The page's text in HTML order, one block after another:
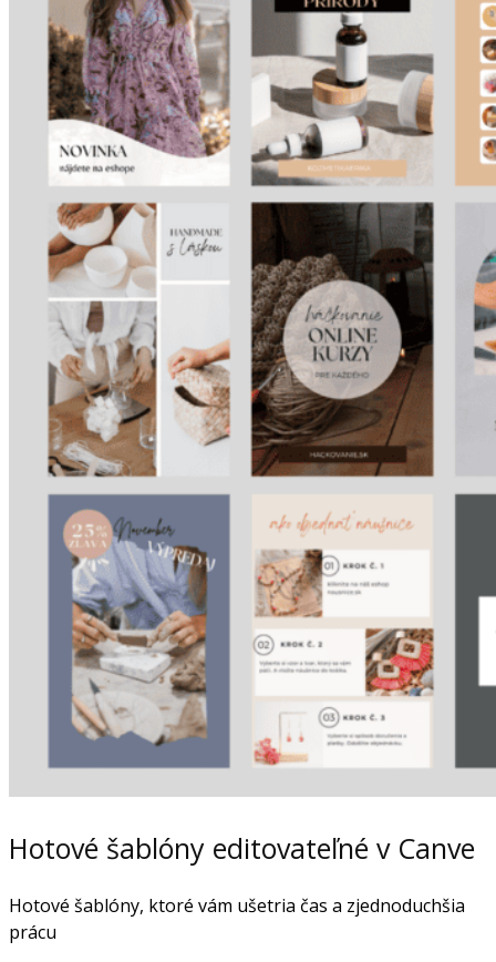
Hotové šablóny editovateľné v Canve
Hotové šablóny, ktoré vám ušetria čas a zjednoduchšia
prácu